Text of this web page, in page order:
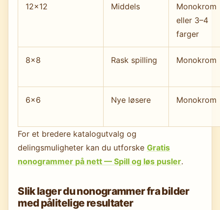
12×12 Middels
Monokrom
eller 3–4
farger
8×8 Rask spilling Monokrom
6×6 Nye løsere Monokrom
For et bredere katalogutvalg og
delingsmuligheter kan du utforskeGratis
nonogrammer på nett — Spill og løs pusler.
Slik lager du nonogrammer fra bilder
med pålitelige resultater